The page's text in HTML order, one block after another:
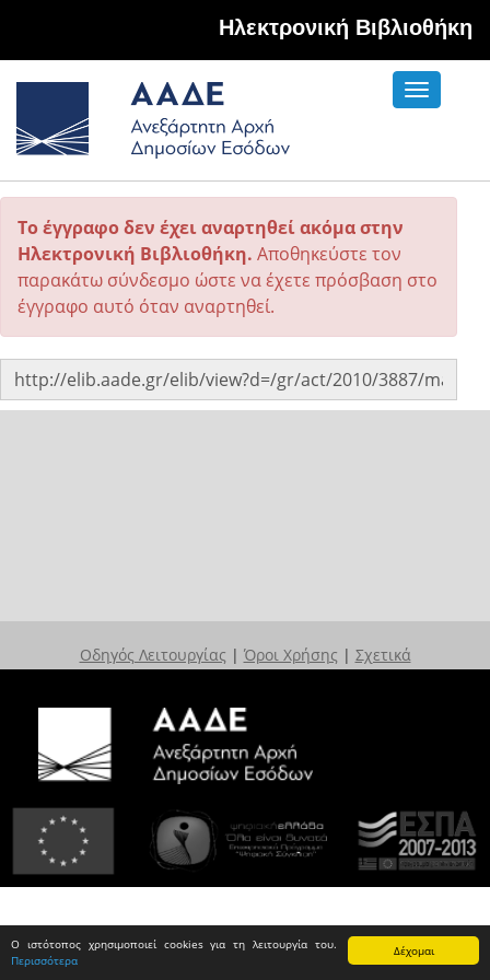
Δέχομαι
Ο ιστότοπος χρησιμοποιεί cookies για τη λειτουργία του.
Περισσότερα
Hλεκτρονική Βιβλιοθήκη
Toggle
Το έγγραφο δεν έχει αναρτηθεί ακόμα στην
Ηλεκτρονική Βιβλιοθήκη. Αποθηκεύστε τον
παρακάτω σύνδεσμο ώστε να έχετε πρόσβαση στο
έγγραφο αυτό όταν αναρτηθεί.
Οδηγός Λειτουργίας | Όροι Χρήσης | Σχετικά